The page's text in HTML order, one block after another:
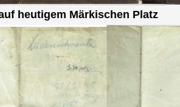
heutigem Märkischen Platz